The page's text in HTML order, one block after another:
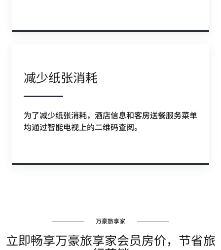
减少纸张消耗
为了减少纸张消耗，酒店信息和客房送餐服务菜单
均通过智能电视上的二维码查阅。
万豪旅享家
立即畅享万豪旅享家会员房价，节省旅